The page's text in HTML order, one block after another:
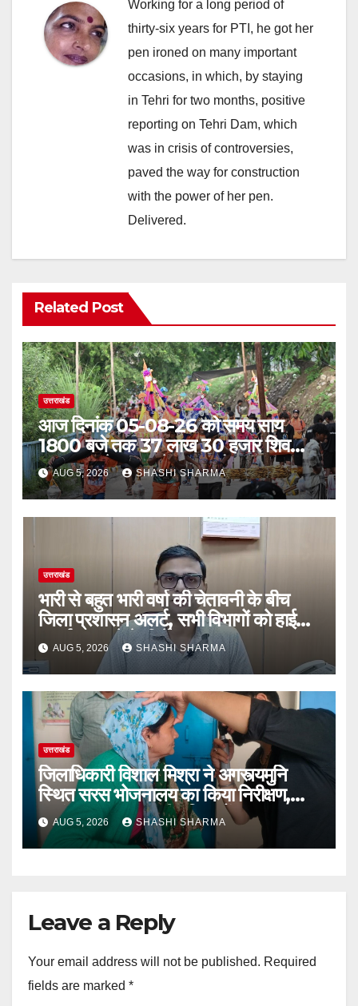
Working for a long period of
thirty-six years for PTI, he got her
pen ironed on many important
occasions, in which, by staying
in Tehri for two months, positive
reporting on Tehri Dam, which
was in crisis of controversies,
paved the way for construction
with the power of her pen.
Delivered.
Related Post
उत्तराखंड
आज दिनांक 05-08-26 को समय साय
1800 बजे तक 37 लाख 30 हजार शिव
भक्त जल लेकर अपने गंतव्य को प्रस्थान कर
चुके
AUG 5, 2026 SHASHI SHARMA
उत्तराखंड
भारी से बहुत भारी वर्षा की चेतावनी के बीच
जिला प्रशासन अलर्ट, सभी विभागों को हाई
अलर्ट पर रहने के निर्देश
AUG 5, 2026 SHASHI SHARMA
उत्तराखंड
जिलाधिकारी विशाल मिश्रा ने अगस्त्यमुनि
स्थित सरस भोजनालय का किया निरीक्षण,
स्वयं सहायता समूह की महिलाओं का बढ़ाया
उत्साह
AUG 5, 2026 SHASHI SHARMA
Leave a Reply
Your email address will not be published. Required
fields are marked *